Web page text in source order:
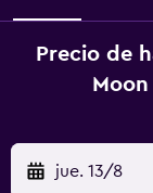
Precio de
jue. 13/8